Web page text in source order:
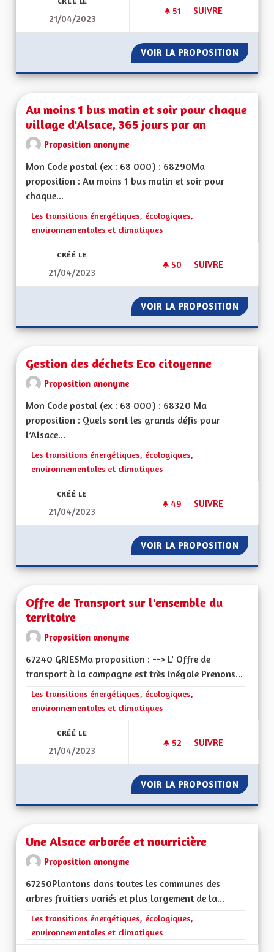
21/04/2023
51 51 ABONNÉS
SUIVRE
VOIR LA PROPOSITION
Au moins 1 bus matin et soir pour chaque
village d'Alsace, 365 jours par an
Proposition anonyme
Mon Code postal (ex : 68 000) : 68290Ma
proposition : Au moins 1 bus matin et soir pour
chaque...
Filtrer les résultats de la catégorie : Les transitions
Les transitions énergétiques, écologiques,
environnementales et climatiques
CRÉÉ LE
21/04/2023
50 50 ABONNÉS
SUIVRE
VOIR LA PROPOSITION AU
Gestion des déchets Eco citoyenne
Proposition anonyme
Mon Code postal (ex : 68 000) : 68320 Ma
proposition : Quels sont les grands défis pour
l’Alsace...
Filtrer les résultats de la catégorie : Les transitions
Les transitions énergétiques, écologiques,
environnementales et climatiques
CRÉÉ LE
21/04/2023
49 49 ABONNÉS
SUIVRE
VOIR LA PROPOSITION
Offre de Transport sur l'ensemble du
territoire
Proposition anonyme
67240 GRIESMa proposition : --> L' Offre de
transport à la campagne est très inégale Prenons...
Filtrer les résultats de la catégorie : Les transitions
Les transitions énergétiques, écologiques,
environnementales et climatiques
CRÉÉ LE
21/04/2023
52 52 ABONNÉS
SUIVRE
VOIR LA PROPOSITION
Une Alsace arborée et nourricière
Proposition anonyme
67250Plantons dans toutes les communes des
arbres fruitiers variés et plus largement de la...
Filtrer les résultats de la catégorie : Les transitions
Les transitions énergétiques, écologiques,
environnementales et climatiques